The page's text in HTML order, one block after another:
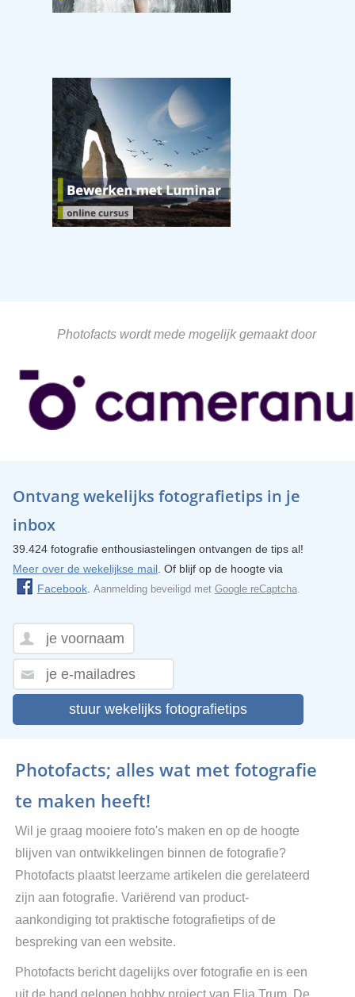
Photofacts wordt mede mogelijk gemaakt door
Ontvang wekelijks fotografietips in je
inbox
39.424 fotografie enthousiastelingen ontvangen de tips al!
Meer over de wekelijkse mail. Of blijf op de hoogte via
Facebook. Aanmelding beveiligd met Google reCaptcha.
stuur wekelijks fotografietips
Photofacts; alles wat met fotografie
te maken heeft!
Wil je graag mooiere foto's maken en op de hoogte
blijven van ontwikkelingen binnen de fotografie?
Photofacts plaatst leerzame artikelen die gerelateerd
zijn aan fotografie. Variërend van product-
aankondiging tot praktische fotografietips of de
bespreking van een website.
Photofacts bericht dagelijks over fotografie en is een
uit de hand gelopen hobby project van Elja Trum. De